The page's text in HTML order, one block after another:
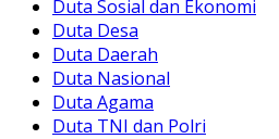
Duta Sosial dan Ekonomi
Duta Desa
Duta Daerah
Duta Nasional
Duta Agama
Duta TNI dan Polri